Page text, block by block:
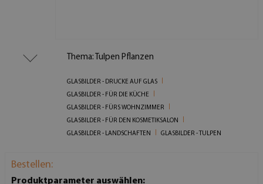
Thema: Tulpen Pflanzen
GLASBILDER - DRUCKE AUF GLAS
GLASBILDER - FÜR DIE KÜCHE
GLASBILDER - FÜRS WOHNZIMMER
GLASBILDER - FÜR DEN KOSMETIKSALON
GLASBILDER - LANDSCHAFTEN
GLASBILDER - TULPEN
Bestellen:
Produktparameter auswählen: